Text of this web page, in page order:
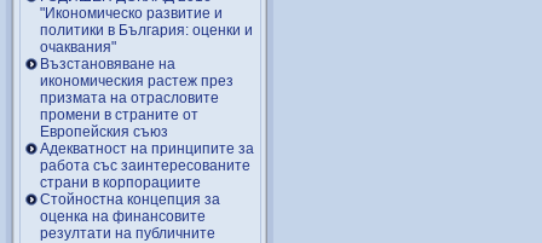
"Икономическо развитие и
политики в България: оценки и
очаквания"
Възстановяване на
икономическия растеж през
призмата на отрасловите
промени в страните от
Европейския съюз
Адекватност на принципите за
работа със заинтересованите
страни в корпорациите
Стойностна концепция за
оценка на финансовите
резултати на публичните